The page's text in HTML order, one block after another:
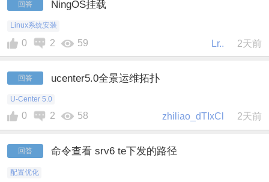
回答 NingOS挂载
Linux系统安装
0 2 59 Lr.. 2天前
回答 ucenter5.0全景运维拓扑
U-Center 5.0
0 2 58 zhiliao_dTIxCl 2天前
回答 命令查看 srv6 te下发的路径
配置优化